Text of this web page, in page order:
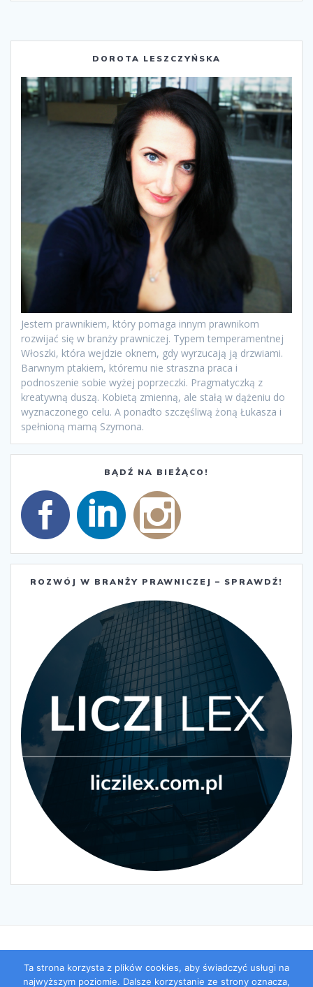
DOROTA LESZCZYŃSKA
Jestem prawnikiem, który pomaga innym prawnikom
rozwijać się w branży prawniczej. Typem temperamentnej
Włoszki, która wejdzie oknem, gdy wyrzucają ją drzwiami.
Barwnym ptakiem, któremu nie straszna praca i
podnoszenie sobie wyżej poprzeczki. Pragmatyczką z
kreatywną duszą. Kobietą zmienną, ale stałą w dążeniu do
wyznaczonego celu. A ponadto szczęśliwą żoną Łukasza i
spełnioną mamą Szymona.
BĄDŹ NA BIEŻĄCO!
ROZWÓJ W BRANŻY PRAWNICZEJ – SPRAWDŹ!
© 2026 LICZI LEX BLOG. Zbudowano przy użyciu WordPressa i
Ta strona korzysta z plików cookies, aby świadczyć usługi na
najwyższym poziomie. Dalsze korzystanie ze strony oznacza,